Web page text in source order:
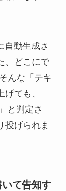
自動生成さ
、どこにで
んな「テキ
ても、
と判定さ
投げられま
て告知す